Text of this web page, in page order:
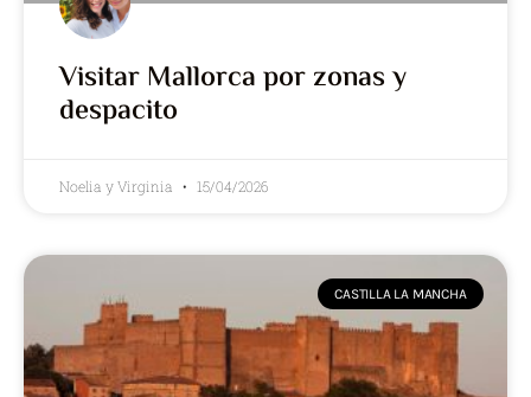
Visitar Mallorca por zonas y
despacito
Noelia y Virginia 15/04/2026
CASTILLA LA MANCHA